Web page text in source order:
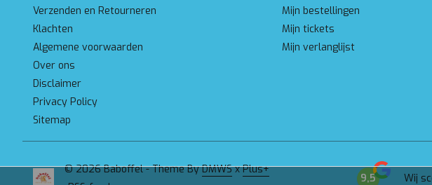
Verzenden en Retourneren
Klachten
Algemene voorwaarden
Over ons
Disclaimer
Privacy Policy
Sitemap
Mijn bestellingen
Mijn tickets
Mijn verlanglijst
© 2026 Baboffel - Theme ByDMWSxPlus+
9,5 Wij